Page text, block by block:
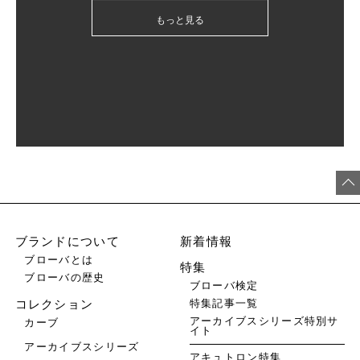
もっと見る
ブランドについて
ブローバとは
ブローバの歴史
コレクション
カーブ
アーカイブスシリーズ
新着情報
特集
ブローバ検定
特集記事一覧
アーカイブスシリーズ特別サ
イト
アキュトロン特集